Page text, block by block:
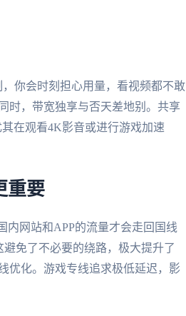
你会时刻担心用量，看视频都不敢
时，带宽独享与否天差地别。共享
在观看4K影音或进行游戏加速
重要
内网站和APP的流量才会走回国线
避免了不必要的绕路，极大提升了
优化。游戏专线追求极低延迟，影